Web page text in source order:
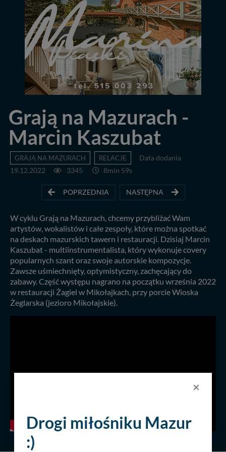
Grają na Mazurach -
Marcin Kaszubat
GRAJĄ NA MAZURACH RELACJE
Data dodania
19.12.2022
3345 8min 59s
POPRZEDNIA NASTĘPNA
W cyklu Grają na Mazurach, chcemy przybliżać Wam
artystów, wokalistów i całe zespoły, które można spotkać
na deskach mazurskich tawern i restauracji. Dzisiaj Marcin
Kaszubat - multiinstrumentalista, który wykonuje covery
popularnych szant oraz swoje autorskie kompozycje.
Zawsze uśmiechnięty, optymistyczny, zachęcający do
zabawy. Część występu nagrano na początku września 2022
w restauracji Żagiel w Mikołajkach, przy porcie Wioska
Żeglarska (jezioro Mikołajskie).
×
Drogi miłośniku Mazur
:)